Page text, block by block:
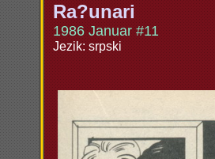
Ra?unari
1986 Januar #11
Jezik: srpski